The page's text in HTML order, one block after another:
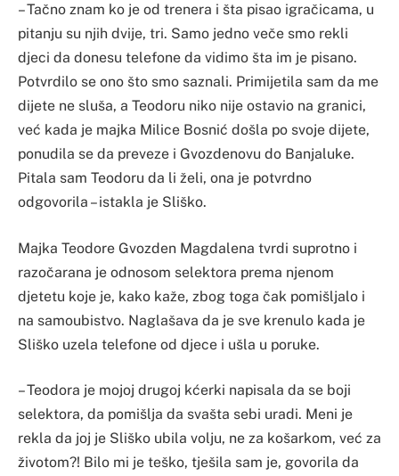
– Tačno znam ko je od trenera i šta pisao igračicama, u
pitanju su njih dvije, tri. Samo jedno veče smo rekli
djeci da donesu telefone da vidimo šta im je pisano.
Potvrdilo se ono što smo saznali. Primijetila sam da me
dijete ne sluša, a Teodoru niko nije ostavio na granici,
već kada je majka Milice Bosnić došla po svoje dijete,
ponudila se da preveze i Gvozdenovu do Banjaluke.
Pitala sam Teodoru da li želi, ona je potvrdno
odgovorila – istakla je Sliško.
Majka Teodore Gvozden Magdalena tvrdi suprotno i
razočarana je odnosom selektora prema njenom
djetetu koje je, kako kaže, zbog toga čak pomišljalo i
na samoubistvo. Naglašava da je sve krenulo kada je
Sliško uzela telefone od djece i ušla u poruke.
– Teodora je mojoj drugoj kćerki napisala da se boji
selektora, da pomišlja da svašta sebi uradi. Meni je
rekla da joj je Sliško ubila volju, ne za košarkom, već za
životom?! Bilo mi je teško, tješila sam je, govorila da